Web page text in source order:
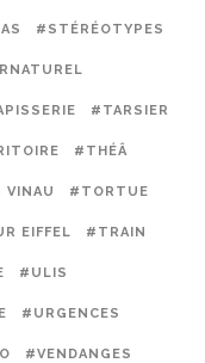
#STÉRÉOTYPES
#TARSIER
#THÉÂ
VINAU #TORTUE
EIFFEL #TRAIN
#ULIS
#URGENCES
#VENDANGES